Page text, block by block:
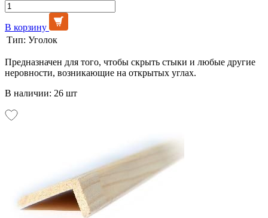
В корзину
Тип: Уголок
Предназначен для того, чтобы скрыть стыки и любые другие
неровности, возникающие на открытых углах.
В наличии: 26 шт